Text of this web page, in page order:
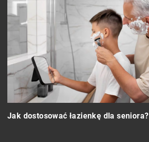
Jak dostosować łazienkę dla seniora?